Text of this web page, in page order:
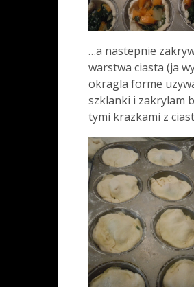
…a nastepnie
warstwa ciasta (ja
okragla forme
szklanki i zakrylam
tymi krazkami z